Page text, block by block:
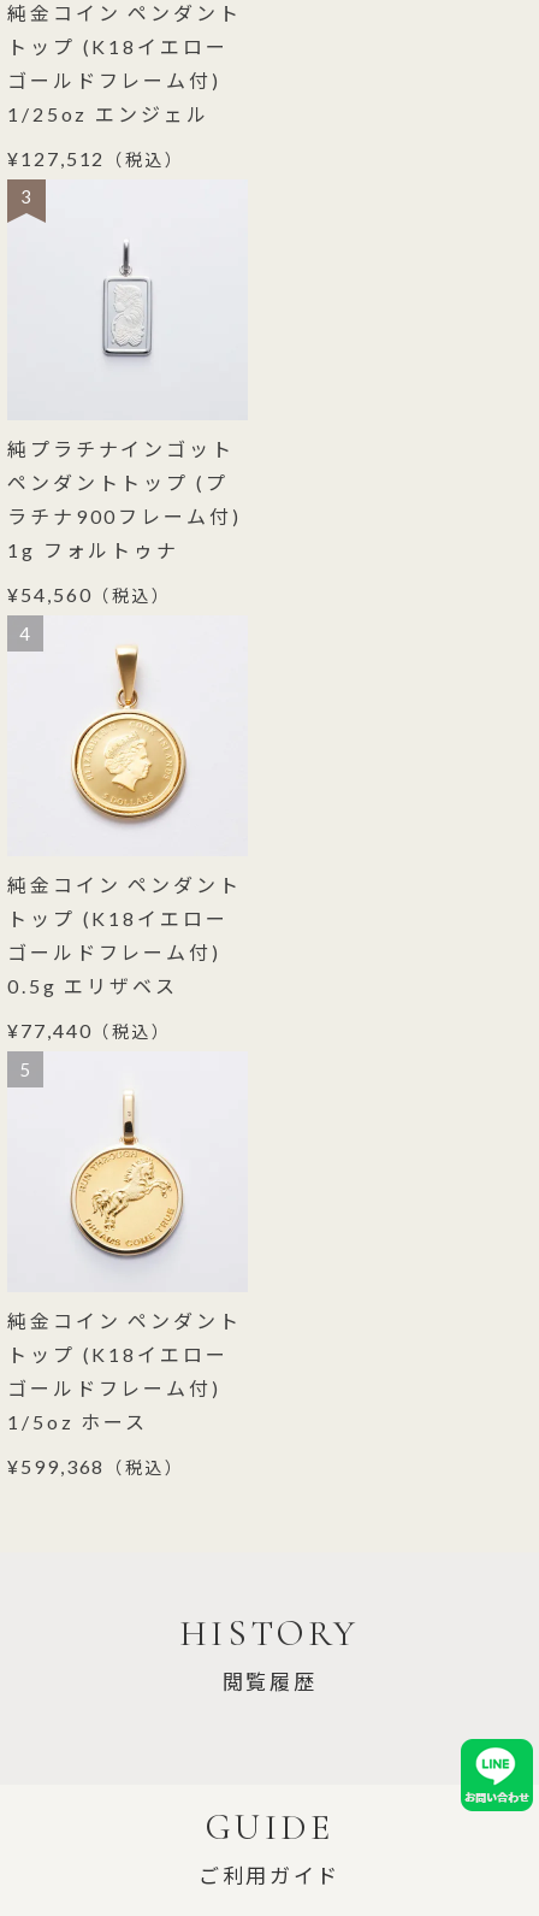
純金コイン ペンダント
トップ (K18イエロー
ゴールドフレーム付)
1/25oz エンジェル
¥127,512
（税込）
3
純プラチナインゴット
ペンダントトップ (プ
ラチナ900フレーム付)
1g フォルトゥナ
¥54,560 （税込）
4
純金コイン ペンダント
トップ (K18イエロー
ゴールドフレーム付)
0.5g エリザベス
¥77,440 （税込）
5
純金コイン ペンダント
トップ (K18イエロー
ゴールドフレーム付)
1/5oz ホース
¥599,368
（税込）
HISTORY
閲覧履歴
GUIDE
ご利用ガイド